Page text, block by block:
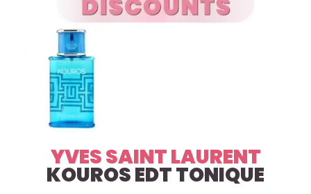
YVES SAINT LAURENT
KOUROS EDT TONIQUE